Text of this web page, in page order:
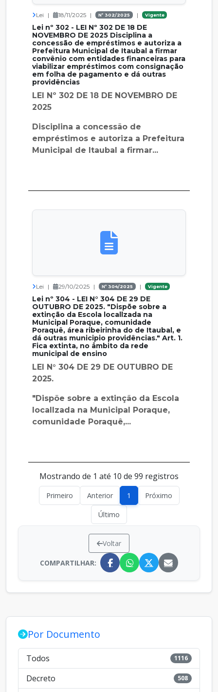
Lei | 18/11/2025 | Nº 302/2025 | Vigente
Lei nº 302 - LEI Nº 302 DE 18 DE
NOVEMBRO DE 2025 Disciplina a
concessão de empréstimos e autoriza a
Prefeitura Municipal de Itaubal a firmar
convênio com entidades financeiras para
viabilizar empréstimos com consignação
em folha de pagamento e dá outras
providências
LEI Nº 302 DE 18 DE NOVEMBRO DE
2025
Disciplina a concessão de
empréstimos e autoriza a Prefeitura
Municipal de Itaubal a firmar...
Lei | 29/10/2025 | Nº 304/2025 | Vigente
Lei nº 304 - LEI N° 304 DE 29 DE
OUTUBRO DE 2025. "Dispõe sobre a
extinção da Escola locallzada na
Municipal Poraque, comunidade
Poraquê, área ribeirinha do de Itaubal, e
dá outras municipio providências." Art. 1.
Fica extinta, no åmbito da rede
municipal de ensino
LEI N° 304 DE 29 DE OUTUBRO DE
2025.
"Dispõe sobre a extinção da Escola
locallzada na Municipal Poraque,
comunidade Poraquê,...
Mostrando de 1 até 10 de 99 registros
Primeiro Anterior 1 Próximo
Último
Voltar
COMPARTILHAR:
Por Documento
Todos 1116
Decreto 508